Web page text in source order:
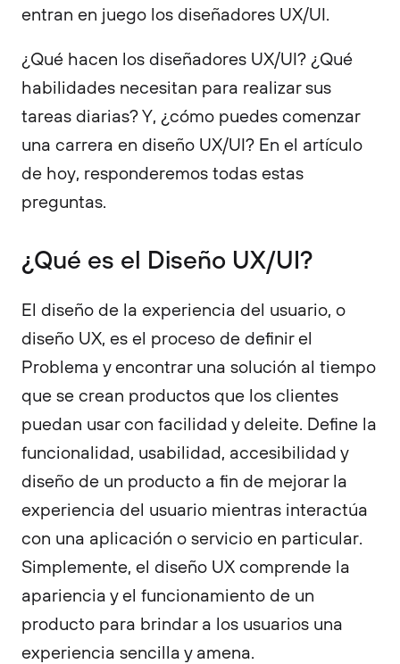
entran en juego los diseñadores UX/UI.
¿Qué hacen los diseñadores UX/UI? ¿Qué
habilidades necesitan para realizar sus
tareas diarias? Y, ¿cómo puedes comenzar
una carrera en diseño UX/UI? En el artículo
de hoy, responderemos todas estas
preguntas.
¿Qué es el Diseño UX/UI?
El diseño de la experiencia del usuario, o
diseño UX, es el proceso de definir el
Problema y encontrar una solución al tiempo
que se crean productos que los clientes
puedan usar con facilidad y deleite. Define la
funcionalidad, usabilidad, accesibilidad y
diseño de un producto a fin de mejorar la
experiencia del usuario mientras interactúa
con una aplicación o servicio en particular.
Simplemente, el diseño UX comprende la
apariencia y el funcionamiento de un
producto para brindar a los usuarios una
experiencia sencilla y amena.